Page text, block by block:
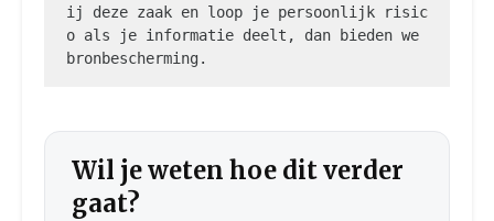
ij deze zaak en loop je persoonlijk risic
o als je informatie deelt, dan bieden we
bronbescherming.
Wil je weten hoe dit verder
gaat?